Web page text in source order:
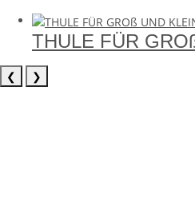
THULE FÜR
❮ ❯